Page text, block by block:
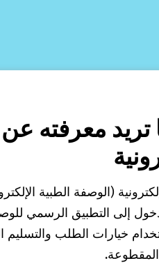
تريد معرفته
(الوصفة الطبية
إلى التطبيق الرسمي
خيارات الطلب والتسليم